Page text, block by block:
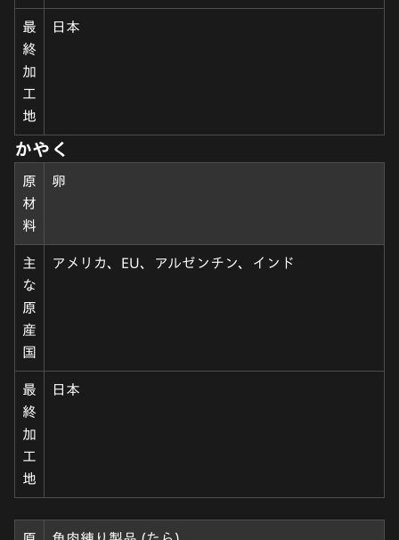
最
終
加
工
地
日本
かやく
原
材
料
卵
主
な
原
産
国
アメリカ、EU、アルゼンチン、インド
最
終
加
工
地
日本